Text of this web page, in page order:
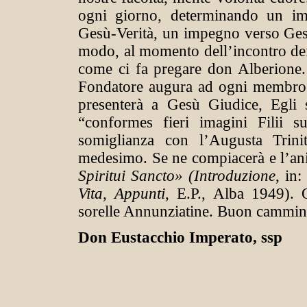
ogni giorno, determinando un
Gesù-Verità, un impegno verso
modo, al momento dell’incontro
come ci fa pregare don
Fondatore augura ad ogni
presenterà a Gesù Giudice,
“conformes fieri imagini Filii
somiglianza con l’Augusta
medesimo. Se ne compiacerà e
Spiritui Sancto» (Introduzione, in:
Vita, Appunti, E.P., Alba 1949).
sorelle Annunziatine. Buon
Don Eustacchio Imperato, ssp